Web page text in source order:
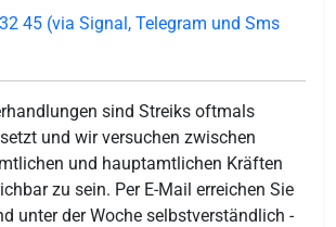
45 (via Signal, Telegram und Sms
sind Streiks oftmals
und wir versuchen zwischen
und hauptamtlichen Kräften
zu sein. Per E-Mail erreichen Sie
unter der Woche selbstverständlich -